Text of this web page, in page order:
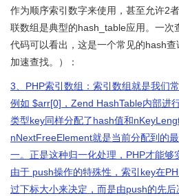
作为顺序索引数字来使用，甚至允许2
联数组是典型的hash_table应用。一次
代码可以看出，这是一个常见的hash
加速查找。）：
3、PHP索引数组：索引数组就是我们
例如 $arr[0]，Zend HashTable内部进
类型key同样分配了hash值和
nNextFreeElement就是当前分配到的
一。正是这种归一化处理，PHP才能够
由于 push操作的特殊性，索引key在
过下标大小来决定，而是由push的先